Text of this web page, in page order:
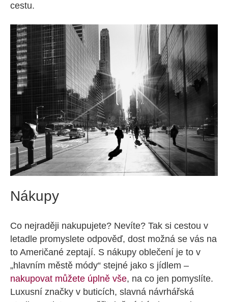
cestu.
Nákupy
Co nejraději nakupujete? Nevíte? Tak si cestou v
letadle promyslete odpověď, dost možná se vás na
to Američané zeptají. S nákupy oblečení je to v
„hlavním městě módy“ stejné jako s jídlem –
nakupovat můžete úplně vše, na co jen pomyslíte.
Luxusní značky v buticích, slavná návrhářská